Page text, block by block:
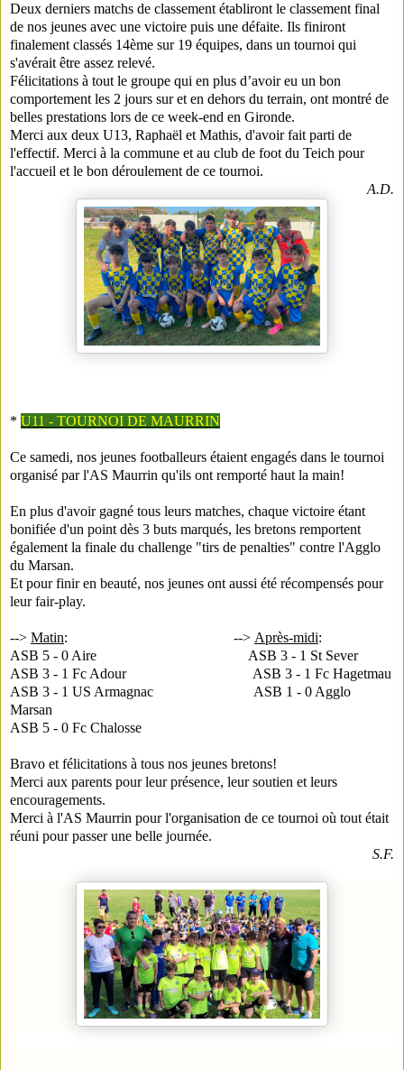
Deux derniers matchs de classement établiront le classement final
de nos jeunes avec une victoire puis une défaite. Ils finiront
finalement classés 14ème sur 19 équipes, dans un tournoi qui
s'avérait être assez relevé.
Félicitations à tout le groupe qui en plus d’avoir eu un bon
comportement les 2 jours sur et en dehors du terrain, ont montré de
belles prestations lors de ce week-end en Gironde.
Merci aux deux U13, Raphaël et Mathis, d'avoir fait parti de
l'effectif. Merci à la commune et au club de foot du Teich pour
l'accueil et le bon déroulement de ce tournoi.
A.D.
* U11 - TOURNOI DE MAURRIN
Ce samedi, nos jeunes footballeurs étaient engagés dans le tournoi
organisé par l'AS Maurrin qu'ils ont remporté haut la main!
En plus d'avoir gagné tous leurs matches, chaque victoire étant
bonifiée d'un point dès 3 buts marqués, les bretons remportent
également la finale du challenge "tirs de penalties" contre l'Agglo
du Marsan.
Et pour finir en beauté, nos jeunes ont aussi été récompensés pour
leur fair-play.
--> Matin: --> Après-midi:
ASB 5 - 0 Aire ASB 3 - 1 St Sever
ASB 3 - 1 Fc Adour ASB 3 - 1 Fc Hagetmau
ASB 3 - 1 US Armagnac ASB 1 - 0 Agglo
Marsan
ASB 5 - 0 Fc Chalosse
Bravo et félicitations à tous nos jeunes bretons!
Merci aux parents pour leur présence, leur soutien et leurs
encouragements.
Merci à l'AS Maurrin pour l'organisation de ce tournoi où tout était
réuni pour passer une belle journée.
S.F.